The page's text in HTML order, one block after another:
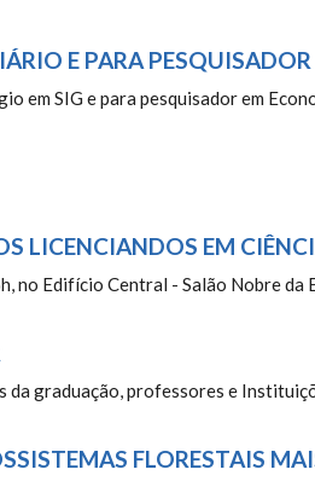
E PARA PESQUISADOR
em SIG e para pesquisador em
LICENCIANDOS EM
no Edifício Central - Salão Nobre da
graduação, professores e
FLORESTAIS